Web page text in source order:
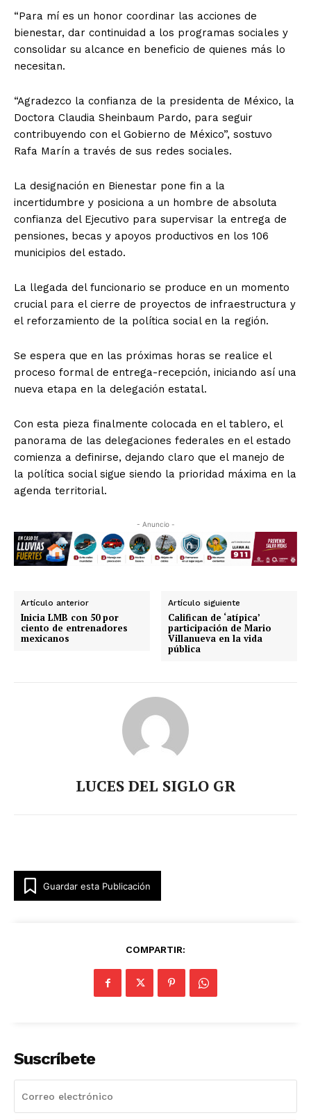
“Para mí es un honor coordinar las acciones de
bienestar, dar continuidad a los programas sociales y
consolidar su alcance en beneficio de quienes más lo
necesitan.
“Agradezco la confianza de la presidenta de México, la
Doctora Claudia Sheinbaum Pardo, para seguir
contribuyendo con el Gobierno de México”, sostuvo
Rafa Marín a través de sus redes sociales.
La designación en Bienestar pone fin a la
incertidumbre y posiciona a un hombre de absoluta
confianza del Ejecutivo para supervisar la entrega de
pensiones, becas y apoyos productivos en los 106
municipios del estado.
La llegada del funcionario se produce en un momento
crucial para el cierre de proyectos de infraestructura y
el reforzamiento de la política social en la región.
Se espera que en las próximas horas se realice el
proceso formal de entrega-recepción, iniciando así una
nueva etapa en la delegación estatal.
Con esta pieza finalmente colocada en el tablero, el
panorama de las delegaciones federales en el estado
comienza a definirse, dejando claro que el manejo de
la política social sigue siendo la prioridad máxima en la
agenda territorial.
- Anuncio -
Artículo anterior
Inicia LMB con 50 por
ciento de entrenadores
mexicanos
Artículo siguiente
Califican de ‘atípica’
participación de Mario
Villanueva en la vida
pública
LUCES DEL SIGLO GR
Guardar esta Publicación
COMPARTIR:
Suscríbete